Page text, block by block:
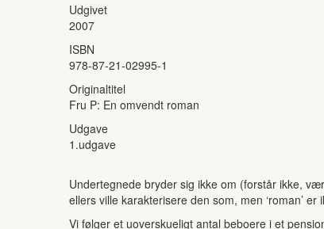
Udgivet
2007
ISBN
978-87-21-02995-1
Originaltitel
Fru P: En omvendt roman
Udgave
1.udgave
Undertegnede bryder sig ikke om (forstår ikke,
ellers ville karakterisere den som, men ‘roman’
Vi følger et uoverskueligt antal beboere i et